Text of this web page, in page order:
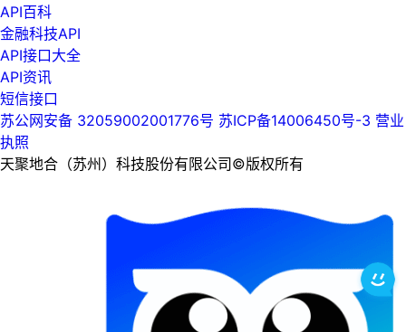
API百科
金融科技API
API接口大全
API资讯
短信接口
苏公网安备 32059002001776号 苏ICP备14006450号-3 营业
执照
天聚地合（苏州）科技股份有限公司©版权所有